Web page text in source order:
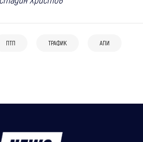
ПТП ТРАФИК АПИ
катастрофира,
с двамата
Моторист на задна